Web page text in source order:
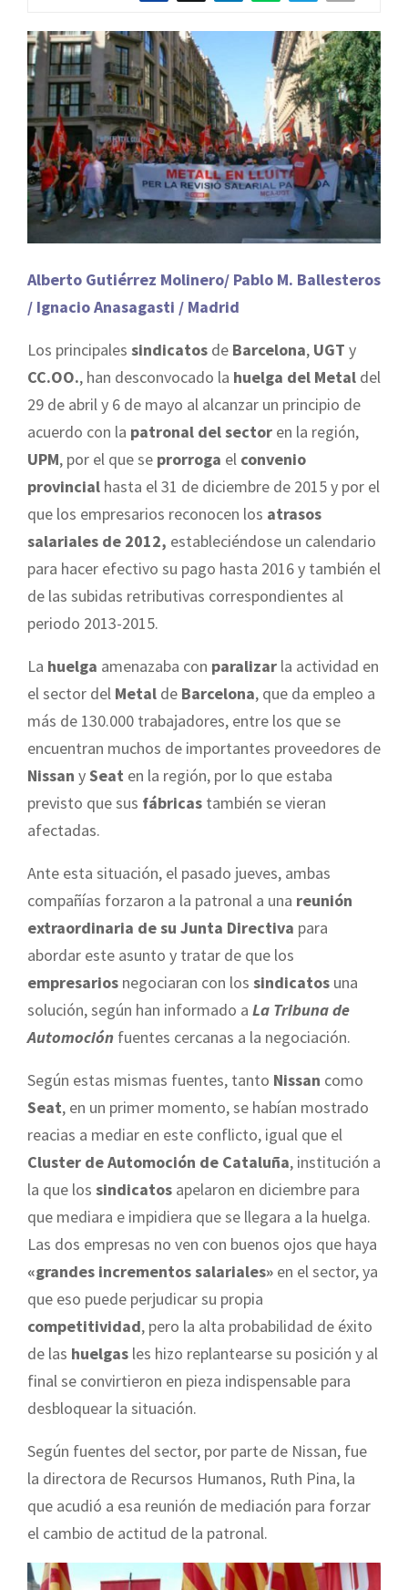
Alberto Gutiérrez Molinero/ Pablo M. Ballesteros
/ Ignacio Anasagasti / Madrid
Los principales sindicatos de Barcelona, UGT y
CC.OO., han desconvocado la huelga del Metal del
29 de abril y 6 de mayo al alcanzar un principio de
acuerdo con la patronal del sector en la región,
UPM, por el que se prorroga el convenio
provincial hasta el 31 de diciembre de 2015 y por el
que los empresarios reconocen los atrasos
salariales de 2012, estableciéndose un calendario
para hacer efectivo su pago hasta 2016 y también el
de las subidas retributivas correspondientes al
periodo 2013-2015.
La huelga amenazaba con paralizar la actividad en
el sector del Metal de Barcelona, que da empleo a
más de 130.000 trabajadores, entre los que se
encuentran muchos de importantes proveedores de
Nissan ySeat en la región, por lo que estaba
previsto que sus fábricas también se vieran
afectadas.
Ante esta situación, el pasado jueves, ambas
compañías forzaron a la patronal a una reunión
extraordinaria de su Junta Directiva para
abordar este asunto y tratar de que los
empresarios negociaran con los sindicatos una
solución, según han informado a La Tribuna de
Automoción fuentes cercanas a la negociación.
Según estas mismas fuentes, tanto Nissan como
Seat, en un primer momento, se habían mostrado
reacias a mediar en este conflicto, igual que el
Cluster de Automoción de Cataluña, institución a
la que los sindicatos apelaron en diciembre para
que mediara e impidiera que se llegara a la huelga.
Las dos empresas no ven con buenos ojos que haya
«grandes incrementos salariales» en el sector, ya
que eso puede perjudicar su propia
competitividad, pero la alta probabilidad de éxito
de las huelgas les hizo replantearse su posición y al
final se convirtieron en pieza indispensable para
desbloquear la situación.
Según fuentes del sector, por parte de Nissan, fue
la directora de Recursos Humanos, Ruth Pina, la
que acudió a esa reunión de mediación para forzar
el cambio de actitud de la patronal.